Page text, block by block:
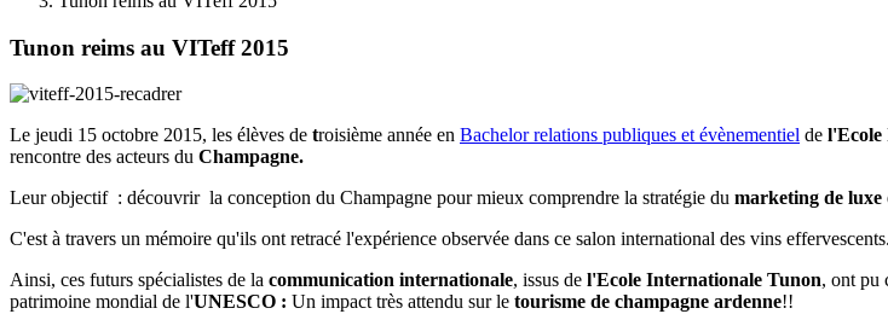
Tunon reims au VITeff 2015
Le jeudi 15 octobre 2015, les élèves de troisième année en Bachelor relations publiques et évènementiel de l'Ecole
rencontre des acteurs du Champagne.
Leur objectif : découvrir la conception du Champagne pour mieux comprendre la stratégie du marketing de luxe
C'est à travers un mémoire qu'ils ont retracé l'expérience observée dans ce salon international des vins effervescents.
Ainsi, ces futurs spécialistes de la communication internationale, issus de l'Ecole Internationale Tunon, ont pu
patrimoine mondial de l'UNESCO : Un impact très attendu sur le tourisme de champagne ardenne!!